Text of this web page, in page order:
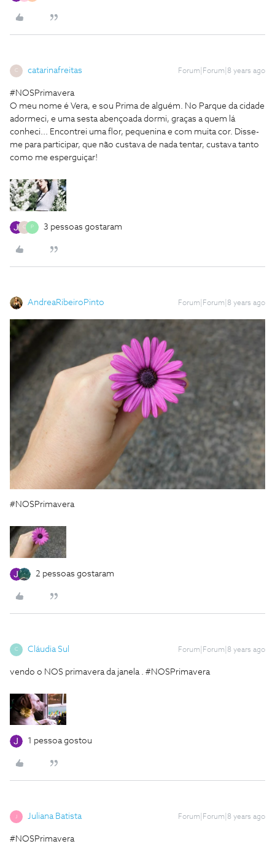
C catarinafreitas Forum|Forum|8 years ago
#NOSPrimavera
O meu nome é Vera, e sou Prima de alguém. No Parque da cidade
adormeci, e uma sesta abençoada dormi, graças a quem lá
conheci... Encontrei uma flor, pequenina e com muita cor. Disse-
me para participar, que não custava de nada tentar, custava tanto
como me esperguiçar!
C P 3 pessoas gostaram
AndreaRibeiroPinto Forum|Forum|8 years ago
#NOSPrimavera
2 pessoas gostaram
C Cláudia Sul Forum|Forum|8 years ago
vendo o NOS primavera da janela . #NOSPrimavera
1 pessoa gostou
J Juliana Batista Forum|Forum|8 years ago
#NOSPrimavera